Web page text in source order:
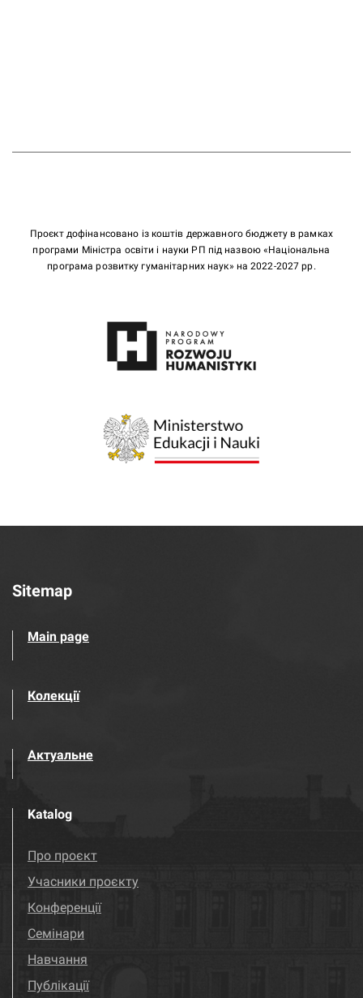
Проєкт дофінансовано із коштів державного бюджету в рамках
програми Міністра освіти і науки РП під назвою «Національна
програма розвитку гуманітарних наук» на 2022-2027 рр.
Sitemap
Main page
Колекції
Актуальне
Katalog
Про проєкт
Учасники проєкту
Конференції
Семінари
Навчання
Публікації